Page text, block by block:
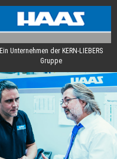
Ein Unternehmen der KERN-LIEBERS
Gruppe